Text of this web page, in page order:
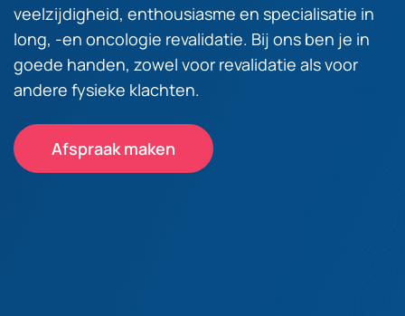
veelzijdigheid, enthousiasme en specialisatie in
long, -en oncologie revalidatie. Bij ons ben je in
goede handen, zowel voor revalidatie als voor
andere fysieke klachten.
Afspraak maken